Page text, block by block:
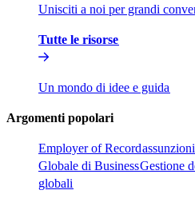
Unisciti a noi per grandi
Tutte le risorse​​
Un mondo di idee e guida​​
Argomenti popolari​​
Employer of Record​​
Globale di Business​​Gestione
globali​​